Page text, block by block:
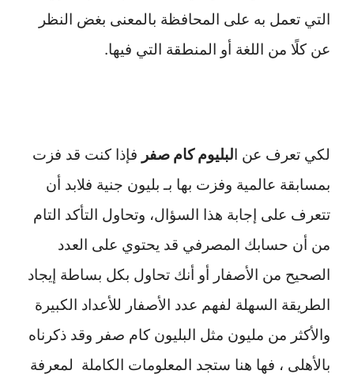
التي تعمل به على المحافظة بالمعنى بغض النظر
عن كلًا من اللغة أو المنطقة التي فيها.
لكي تعرف عن البليوم كام صفر فإذا كنت قد فزت
بمسابقة عالمية وفزت بها بـ بليون جنية فلابد أن
تتعرف على إجابة هذا السؤال، وتحاول التأكد التام
من أن حسابك المصرفي قد يحتوي على العدد
الصحيح من الأصفار أو أنك تحاول بكل بساطة إيجاد
الطريقة السهلة لفهم عدد الأصفار للأعداد الكبيرة
والأكثر من مليون مثل البليون كام صفر وقد ذكرناه
بالأهلى ، فها هنا ستجد المعلومات الكاملة لمعرفة